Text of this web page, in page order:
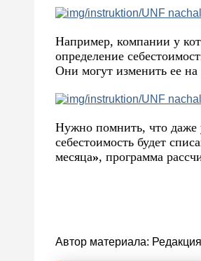
Например, компании у
определение
Они могут изменить ее
Нужно помнить, что даже
себестоимость будет
месяца», программа
Автор материала: